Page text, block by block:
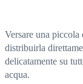
Versare una
distribuirla
delicatamente su
acqua.